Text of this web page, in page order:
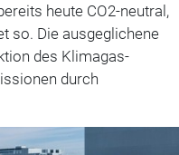
heute CO2-neutral,
so. Die ausgeglichene
des Klimagas-
durch